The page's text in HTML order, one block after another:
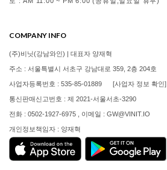
COMPANY INFO
(주)비닛(강남와인) | 대표자 양재혁
주소 : 서울특별시 서초구 강남대로 359, 2층 204호
사업자등록번호 : 535-85-01889 [사업자 정보 확인]
통신판매신고번호 : 제 2021-서울서초-3290
전화 : 0502-1927-6975 , 이메일 : GW@VINIT.IO
개인정보책임자 : 양재혁